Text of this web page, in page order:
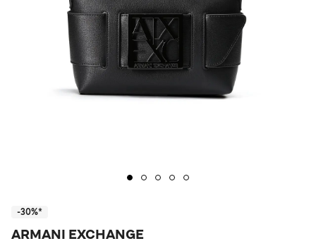
-30%*
ARMANI EXCHANGE